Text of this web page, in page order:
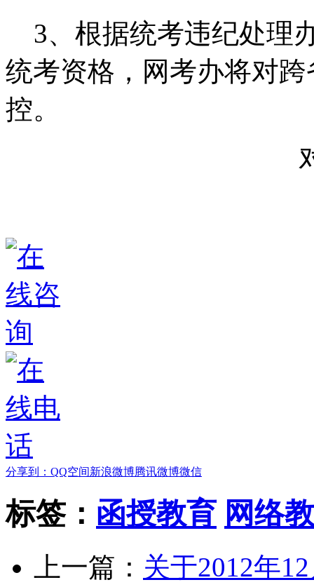
3、根据统考违纪处理
统考资格，网考办将对
控。
分享到： QQ空间新浪微博腾讯微博微信
标签： 函授教育 网络
上一篇： 关于2012年